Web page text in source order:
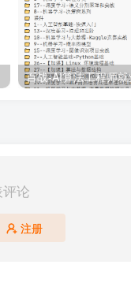
论
注册